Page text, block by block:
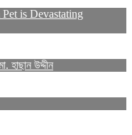
is Devastating
হাছান উদ্দীন